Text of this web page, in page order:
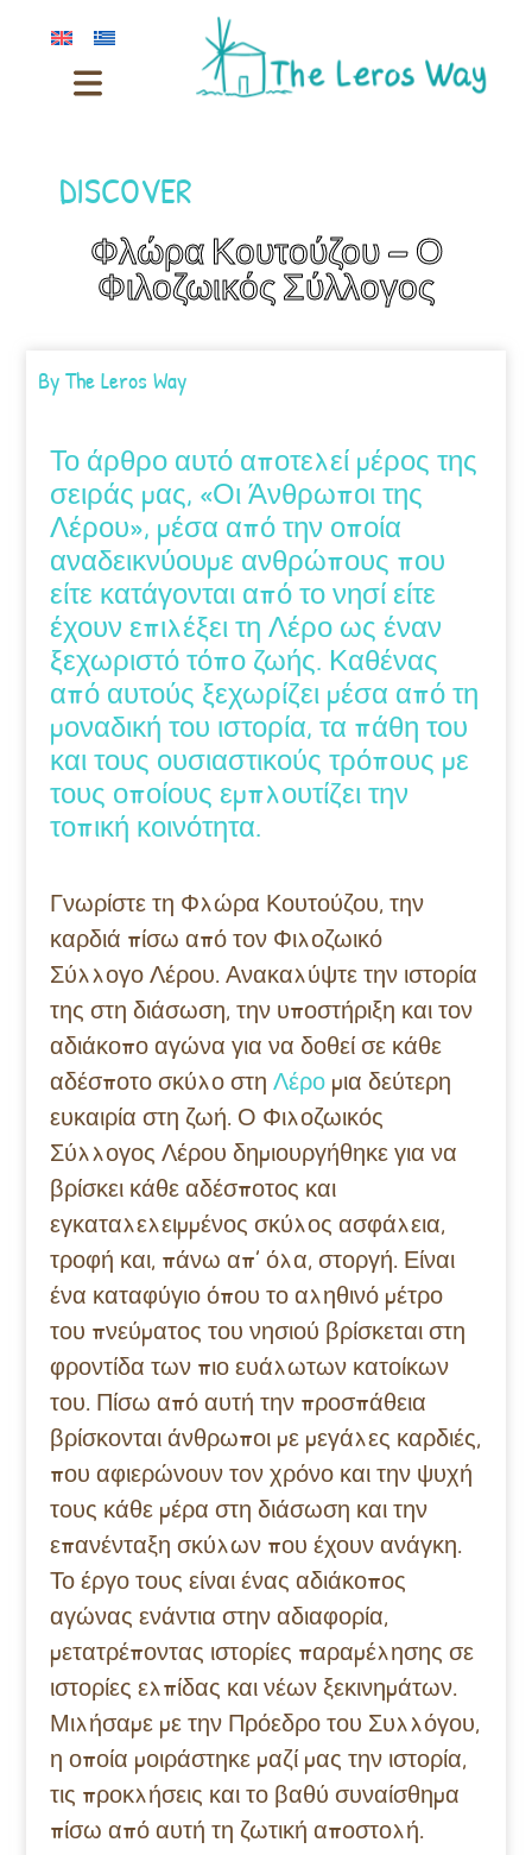
DISCOVER
Φλώρα Κουτούζου – Ο
Φιλοζωικός Σύλλογος
ByThe Leros Way
Το άρθρο αυτό αποτελεί μέρος της
σειράς μας, «Οι Άνθρωποι της
Λέρου», μέσα από την οποία
αναδεικνύουμε ανθρώπους που
είτε κατάγονται από το νησί είτε
έχουν επιλέξει τη Λέρο ως έναν
ξεχωριστό τόπο ζωής. Καθένας
από αυτούς ξεχωρίζει μέσα από τη
μοναδική του ιστορία, τα πάθη του
και τους ουσιαστικούς τρόπους με
τους οποίους εμπλουτίζει την
τοπική κοινότητα.
Γνωρίστε τη Φλώρα Κουτούζου, την
καρδιά πίσω από τον Φιλοζωικό
Σύλλογο Λέρου. Ανακαλύψτε την ιστορία
της στη διάσωση, την υποστήριξη και τον
αδιάκοπο αγώνα για να δοθεί σε κάθε
αδέσποτο σκύλο στηΛέρο μια δεύτερη
ευκαιρία στη ζωή. Ο Φιλοζωικός
Σύλλογος Λέρου δημιουργήθηκε για να
βρίσκει κάθε αδέσποτος και
εγκαταλελειμμένος σκύλος ασφάλεια,
τροφή και, πάνω απ’ όλα, στοργή. Είναι
ένα καταφύγιο όπου το αληθινό μέτρο
του πνεύματος του νησιού βρίσκεται στη
φροντίδα των πιο ευάλωτων κατοίκων
του. Πίσω από αυτή την προσπάθεια
βρίσκονται άνθρωποι με μεγάλες καρδιές,
που αφιερώνουν τον χρόνο και την ψυχή
τους κάθε μέρα στη διάσωση και την
επανένταξη σκύλων που έχουν ανάγκη.
Το έργο τους είναι ένας αδιάκοπος
αγώνας ενάντια στην αδιαφορία,
μετατρέποντας ιστορίες παραμέλησης σε
ιστορίες ελπίδας και νέων ξεκινημάτων.
Μιλήσαμε με την Πρόεδρο του Συλλόγου,
η οποία μοιράστηκε μαζί μας την ιστορία,
τις προκλήσεις και το βαθύ συναίσθημα
πίσω από αυτή τη ζωτική αποστολή.